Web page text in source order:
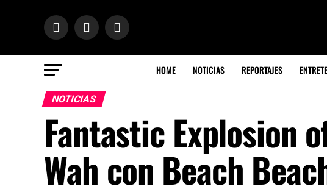
HOME NOTICIAS REPORTAJES
NOTICIAS
Fantastic Explosion
Wah con Beach